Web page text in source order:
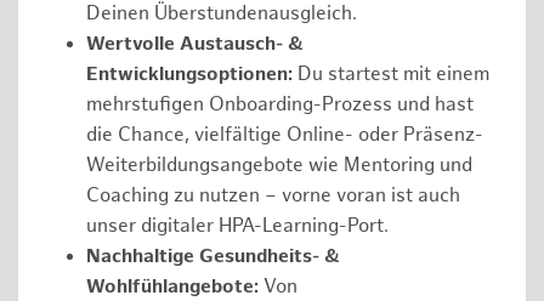
Deinen Überstundenausgleich.
Wertvolle Austausch- &
Entwicklungsoptionen: Du startest mit einem
mehrstufigen Onboarding-Prozess und hast
die Chance, vielfältige Online- oder Präsenz-
Weiterbildungsangebote wie Mentoring und
Coaching zu nutzen – vorne voran ist auch
unser digitaler HPA-Learning-Port.
Nachhaltige Gesundheits- &
Wohlfühlangebote: Von